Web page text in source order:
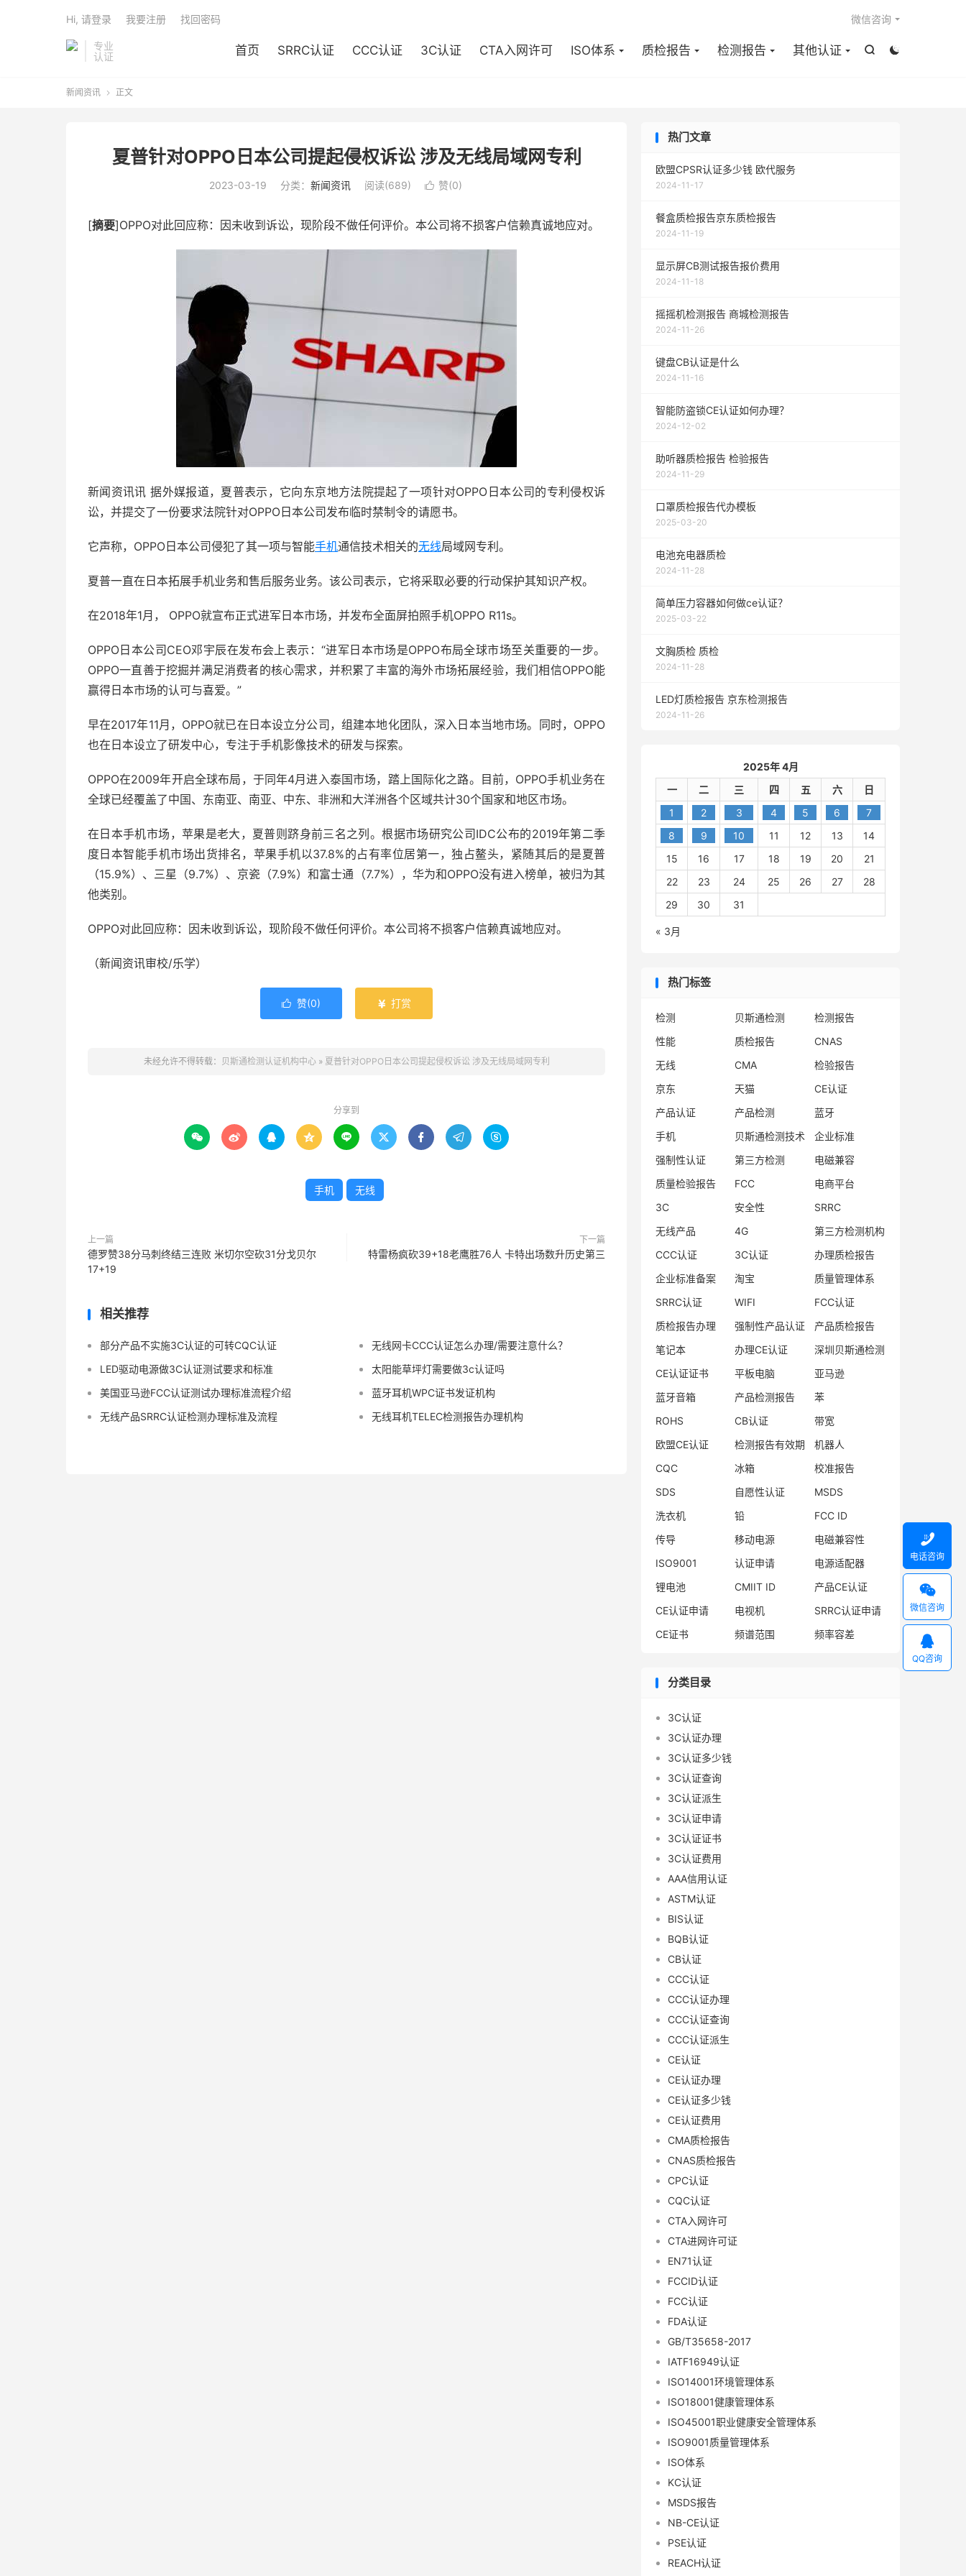
专业
认证


首页 SRRC认证 CCC认证 3C认证 CTA入网许可 ISO体系 质检报告 检测报告 其他认证
微信咨询
Hi, 请登录 我要注册 找回密码
新闻资讯  正文
夏普针对OPPO日本公司提起侵权诉讼 涉及无线局域网专利
2023-03-19 分类： 新闻资讯 阅读(689)  赞(0)
[摘要]OPPO对此回应称：因未收到诉讼，现阶段不做任何评价。本公司将不损客户信赖真诚地应对。
新闻资讯讯 据外媒报道，夏普表示，它向东京地方法院提起了一项针对OPPO日本公司的专利侵权诉
讼，并提交了一份要求法院针对OPPO日本公司发布临时禁制令的请愿书。
它声称，OPPO日本公司侵犯了其一项与智能手机通信技术相关的无线局域网专利。
夏普一直在日本拓展手机业务和售后服务业务。该公司表示，它将采取必要的行动保护其知识产权。
在2018年1月， OPPO就宣布正式进军日本市场，并发布全面屏拍照手机OPPO R11s。
OPPO日本公司CEO邓宇辰在发布会上表示：“进军日本市场是OPPO布局全球市场至关重要的一步。
OPPO一直善于挖掘并满足消费者的核心需求，并积累了丰富的海外市场拓展经验，我们相信OPPO能
赢得日本市场的认可与喜爱。”
早在2017年11月，OPPO就已在日本设立分公司，组建本地化团队，深入日本当地市场。同时，OPPO
也在日本设立了研发中心，专注于手机影像技术的研发与探索。
OPPO在2009年开启全球布局，于同年4月进入泰国市场，踏上国际化之路。目前，OPPO手机业务在
全球已经覆盖了中国、东南亚、南亚、中东、非洲和大洋洲各个区域共计30个国家和地区市场。
在日本手机市场，苹果是老大，夏普则跻身前三名之列。根据市场研究公司IDC公布的2019年第二季
度日本智能手机市场出货排名，苹果手机以37.8%的占有率位居第一，独占鳌头，紧随其后的是夏普
（15.9%）、三星（9.7%）、京瓷（7.9%）和富士通（7.7%），华为和OPPO没有进入榜单，被归为其
他类别。
OPPO对此回应称：因未收到诉讼，现阶段不做任何评价。本公司将不损客户信赖真诚地应对。
（新闻资讯审校/乐学）
 赞(0)  打赏
未经允许不得转载： 贝斯通检测认证机构中心» 夏普针对OPPO日本公司提起侵权诉讼 涉及无线局域网专利
分享到
        
手机 无线
上一篇
德罗赞38分马刺终结三连败 米切尔空砍31分戈贝尔
17+19
下一篇
特雷杨疯砍39+18老鹰胜76人 卡特出场数升历史第三
相关推荐
部分产品不实施3C认证的可转CQC认证
无线网卡CCC认证怎么办理/需要注意什么？
LED驱动电源做3C认证测试要求和标准
太阳能草坪灯需要做3c认证吗
美国亚马逊FCC认证测试办理标准流程介绍
蓝牙耳机WPC证书发证机构
无线产品SRRC认证检测办理标准及流程
无线耳机TELEC检测报告办理机构
热门文章
欧盟CPSR认证多少钱 欧代服务
2024-11-17
餐盒质检报告京东质检报告
2024-11-19
显示屏CB测试报告报价费用
2024-11-18
摇摇机检测报告 商城检测报告
2024-11-26
键盘CB认证是什么
2024-11-16
智能防盗锁CE认证如何办理？
2024-12-02
助听器质检报告 检验报告
2024-11-29
口罩质检报告代办模板
2025-03-20
电池充电器质检
2024-11-28
简单压力容器如何做ce认证？
2025-03-22
文胸质检 质检
2024-11-28
LED灯质检报告 京东检测报告
2024-11-26
2025年 4月
一
二 三 四 五 六
日
1
2 3 4 5 6
7
8
9 10 11 12 13
14
15
16 17 18 19 20
21
22
23 24 25 26 27
28
29
30 31
« 3月
热门标签
检测 贝斯通检测
检测报告
性能
质检报告
CNAS
无线
CMA
检验报告
京东
天猫
CE认证
产品认证
产品检测
蓝牙
手机
贝斯通检测技术
企业标准
强制性认证
第三方检测
电磁兼容
质量检验报告
FCC
电商平台
3C
安全性
SRRC
无线产品
4G
第三方检测机构
CCC认证
3C认证
办理质检报告
企业标准备案
淘宝
质量管理体系
SRRC认证
WIFI
FCC认证
质检报告办理
强制性产品认证
产品质检报告
笔记本
办理CE认证
深圳贝斯通检测
CE认证证书
平板电脑
亚马逊
蓝牙音箱
产品检测报告
苯
ROHS
CB认证
带宽
欧盟CE认证
检测报告有效期
机器人
CQC
冰箱
校准报告
SDS
自愿性认证
MSDS
洗衣机
铅
FCC ID
传导
移动电源
电磁兼容性
ISO9001
认证申请
电源适配器
锂电池
CMIIT ID
产品CE认证
CE认证申请
电视机
SRRC认证申请
CE证书
频谱范围 频率容差
分类目录
3C认证
3C认证办理
3C认证多少钱
3C认证查询
3C认证派生
3C认证申请
3C认证证书
3C认证费用
AAA信用认证
ASTM认证
BIS认证
BQB认证
CB认证
CCC认证
CCC认证办理
CCC认证查询
CCC认证派生
CE认证
CE认证办理
CE认证多少钱
CE认证费用
CMA质检报告
CNAS质检报告
CPC认证
CQC认证
CTA入网许可
CTA进网许可证
EN71认证
FCCID认证
FCC认证
FDA认证
GB/T35658-2017
IATF16949认证
ISO14001环境管理体系
ISO18001健康管理体系
ISO45001职业健康安全管理体系
ISO9001质量管理体系
ISO体系
KC认证
MSDS报告
NB-CE认证
PSE认证
REACH认证

电话咨询

微信咨询

QQ咨询